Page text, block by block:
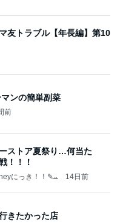
友トラブル【年長編】第10
ンの簡単副菜
前
ストア夏祭り…何当た
！！！
高校生Dヲタ Ꭰ-ᎮꭵꭹꭴのDisneyにっき！！✎ܚ 14日前
きたかった店